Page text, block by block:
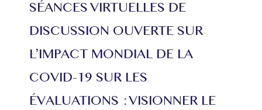
SÉANCES VIRTUELLES DE
DISCUSSION OUVERTE SUR
L’IMPACT MONDIAL DE LA
COVID-19 SUR LES
ÉVALUATIONS : VISIONNER LE